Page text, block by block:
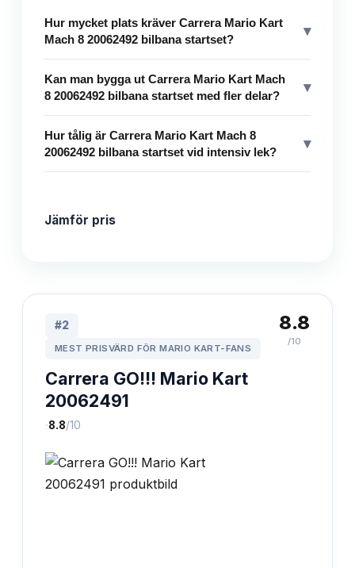
Hur mycket plats kräver Carrera Mario Kart
Mach 8 20062492 bilbana startset?
▾
Kan man bygga ut Carrera Mario Kart Mach
8 20062492 bilbana startset med fler delar?
▾
Hur tålig är Carrera Mario Kart Mach 8
20062492 bilbana startset vid intensiv lek?
▾
Jämför pris
#2
MEST PRISVÄRD FÖR MARIO KART-FANS
Carrera GO!!! Mario Kart
20062491
·8.8/10
8.8
/10